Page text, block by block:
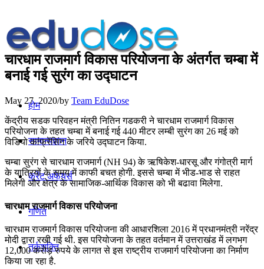
होम
सामान्यज्ञान
करेंट अफेयर्स
गणित
तर्कशक्ति
चारधाम राजमार्ग विकास परियोजना के अंतर्गत चम्‍बा में
बनाई गई सुरंग का उद्घाटन
May 27, 2020/by Team EduDose
केंद्रीय सडक परिवहन मंत्री नितिन गडकरी ने चारधाम राजमार्ग विकास
परियोजना के तहत चम्‍बा में बनाई गई 440 मीटर लम्‍बी सुरंग का 26 मई को
विडियो कांफ्रेंसिंग के जरिये उद्घाटन किया.
चम्‍बा सुरंग से चारधाम राजमार्ग (NH 94) के ऋषिकेश-धारसू और गंगोत्री मार्ग
के यात्रियों के समय में काफी बचत होगी. इससे चम्‍बा में भीड-भाड से राहत
मिलेगी और क्षेत्र के सामाजिक-आर्थिक विकास को भी बढावा मिलेगा.
चारधाम राजमार्ग विकास परियोजना
चारधाम राजमार्ग विकास परियोजना की आधारशिला 2016 में प्रधानमंत्री नरेंद्र
मोदी द्वारा रखी गई थी. इस परियोजना के तहत वर्तमान में उत्तराखंड में लगभग
12,000 करोड़ रुपये के लागत से इस राष्ट्रीय राजमार्ग परियोजना का निर्माण
किया जा रहा है.